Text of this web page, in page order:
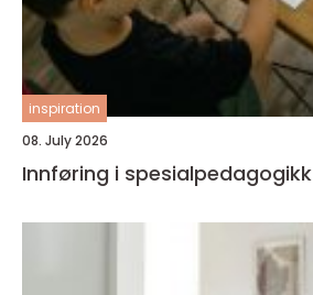
inspiration
08. July 2026
Innføring i spesialpedagogikk